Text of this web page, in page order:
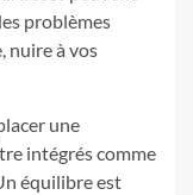
problèmes
nuire à vos
une
intégrés comme
équilibre est